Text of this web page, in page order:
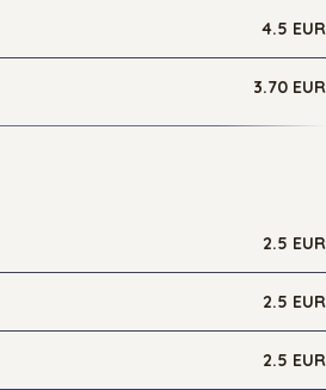
4.5 EUR
3.70 EUR
2.5 EUR
2.5 EUR
2.5 EUR